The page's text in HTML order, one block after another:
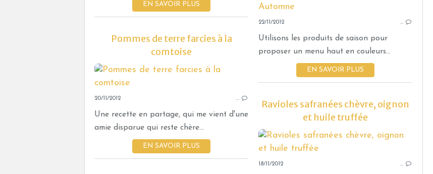
EN SAVOIR PLUS
22/11/2012 …
Utilisons les produits de saison pour
proposer un menu haut en couleurs...
EN SAVOIR PLUS
Pommes de terre farcies à la
comtoise
LÉGUMES
20/11/2012 …
Une recette en partage, qui me vient d'une
amie disparue qui reste chère...
EN SAVOIR PLUS
Ravioles safranées chèvre, oignon
et huile truffée
18/11/2012 …